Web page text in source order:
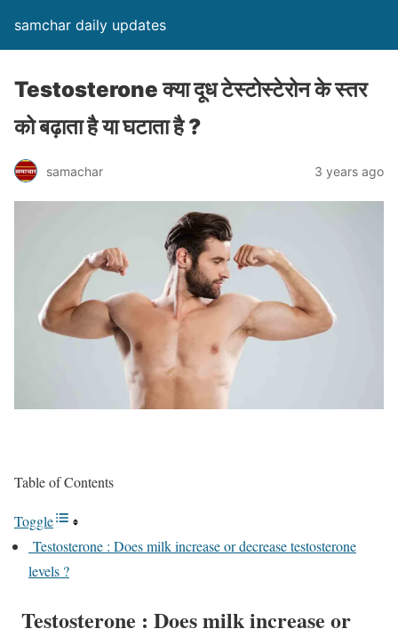
samchar daily updates
Testosterone क्या दूध टेस्टोस्टेरोन के स्तर
को बढ़ाता है या घटाता है ?
samachar 3 years ago
Table of Contents
Toggle
Testosterone : Does milk increase or decrease testosterone
levels ?
Testosterone : Does milk increase or